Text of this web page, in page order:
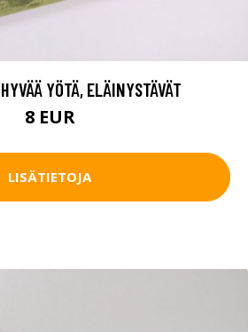
YÖTÄ, ELÄINYSTÄVÄT
8 EUR
LISÄTIETOJA